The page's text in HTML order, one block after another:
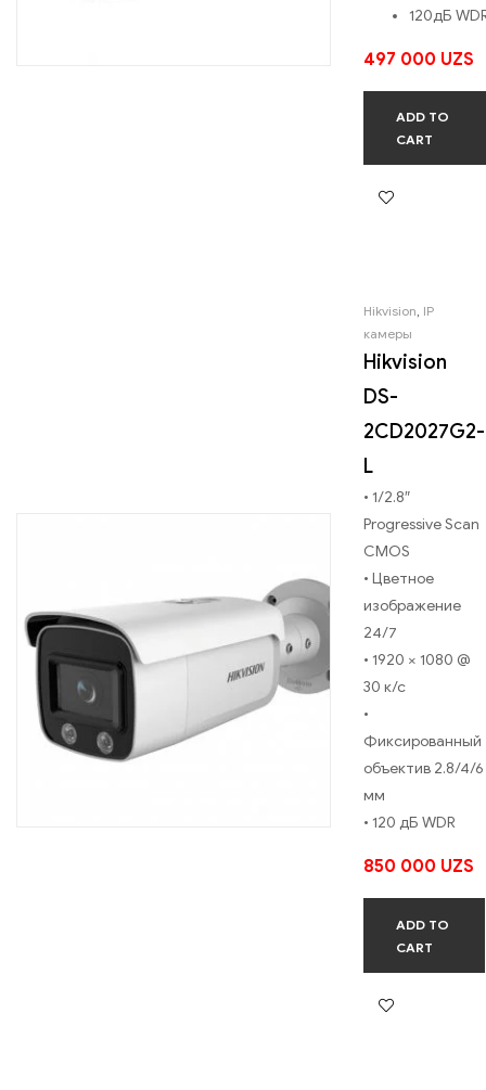
120дБ
497 000 UZS
ADD TO
CART
Hikvision, IP
камеры
Hikvision
DS-
2CD2027G2-
L
• 1/2.8″
Progressive Scan
CMOS
• Цветное
изображение
24/7
• 1920 × 1080 @
30 к/с
•
Фиксированный
объектив 2.8/4/6
мм
• 120 дБ WDR
850 000 UZS
ADD TO
CART